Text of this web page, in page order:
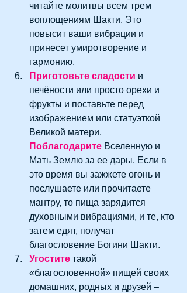
читайте молитвы всем трем
воплощениям Шакти. Это
повысит ваши вибрации и
принесет умиротворение и
гармонию.
Приготовьте сладости и
печёности или просто орехи и
фрукты и поставьте перед
изображением или статуэткой
Великой матери.
Поблагодарите Вселенную и
Мать Землю за ее дары. Если в
это время вы зажжете огонь и
послушаете или прочитаете
мантру, то пища зарядится
духовными вибрациями, и те, кто
затем едят, получат
благословение Богини Шакти.
Угостите такой
«благословенной» пищей своих
домашних, родных и друзей –